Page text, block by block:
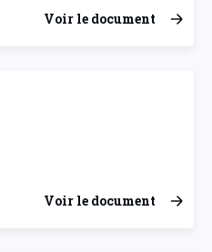
Voir le document
Voir le document